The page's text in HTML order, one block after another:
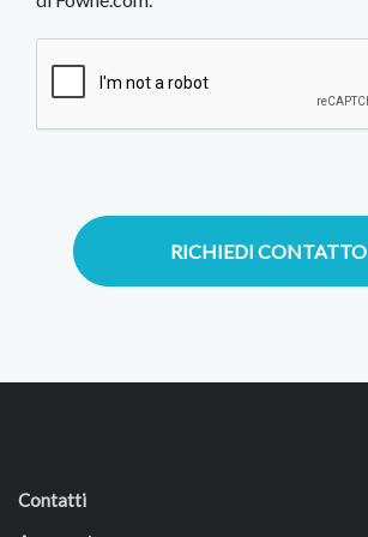
RICHIEDI CONTATTO
Contatti